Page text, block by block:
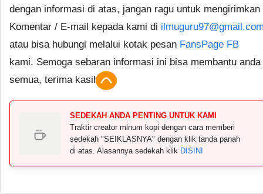
dengan informasi di atas, jangan ragu untuk mengirimkan
Komentar / E-mail kepada kami di
atau bisa hubungi melalui kotak pesan FansPage FB
kami. Semoga sebaran informasi ini bisa membantu anda
semua, terima kasih.
SEDEKAH ANDA PENTING UNTUK KAMI
Traktir creator minum kopi dengan cara memberi
sedekah "SEIKLASNYA" dengan klik tanda panah
di atas. Alasannya sedekah klik DISINI